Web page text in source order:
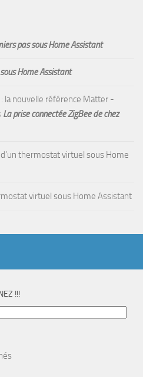
pas sous Home Assistant
Home Assistant
la nouvelle référence Matter -
La prise connectée ZigBee de chez
thermostat virtuel sous Home
virtuel sous Home Assistant
!!!